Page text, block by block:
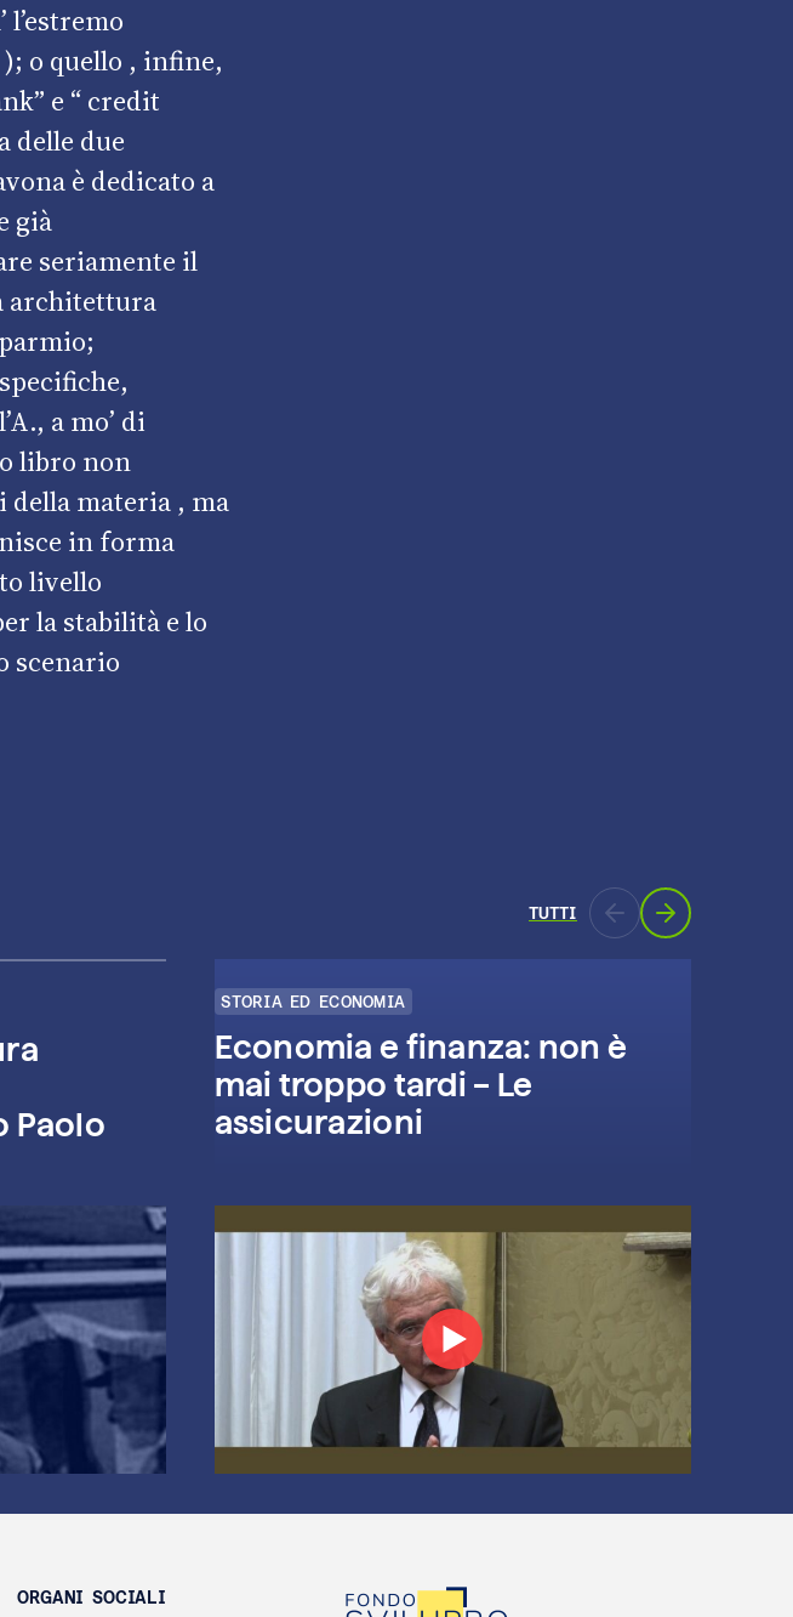
o quello , infine,
e “ credit
delle due
è dedicato a
già
seriamente il
architettura
a mo’ di
libro non
della materia , ma
in forma
livello
la stabilità e lo
scenario
TUTTI
Paolo
STORIA ED ECONOMIA
Economia e finanza: non è
mai troppo tardi – Le
assicurazioni
ORGANI SOCIALI